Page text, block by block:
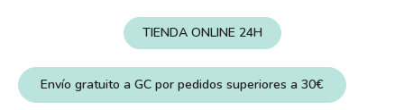
TIENDA ONLINE 24H
Envío gratuito a GC por pedidos superiores a 30€